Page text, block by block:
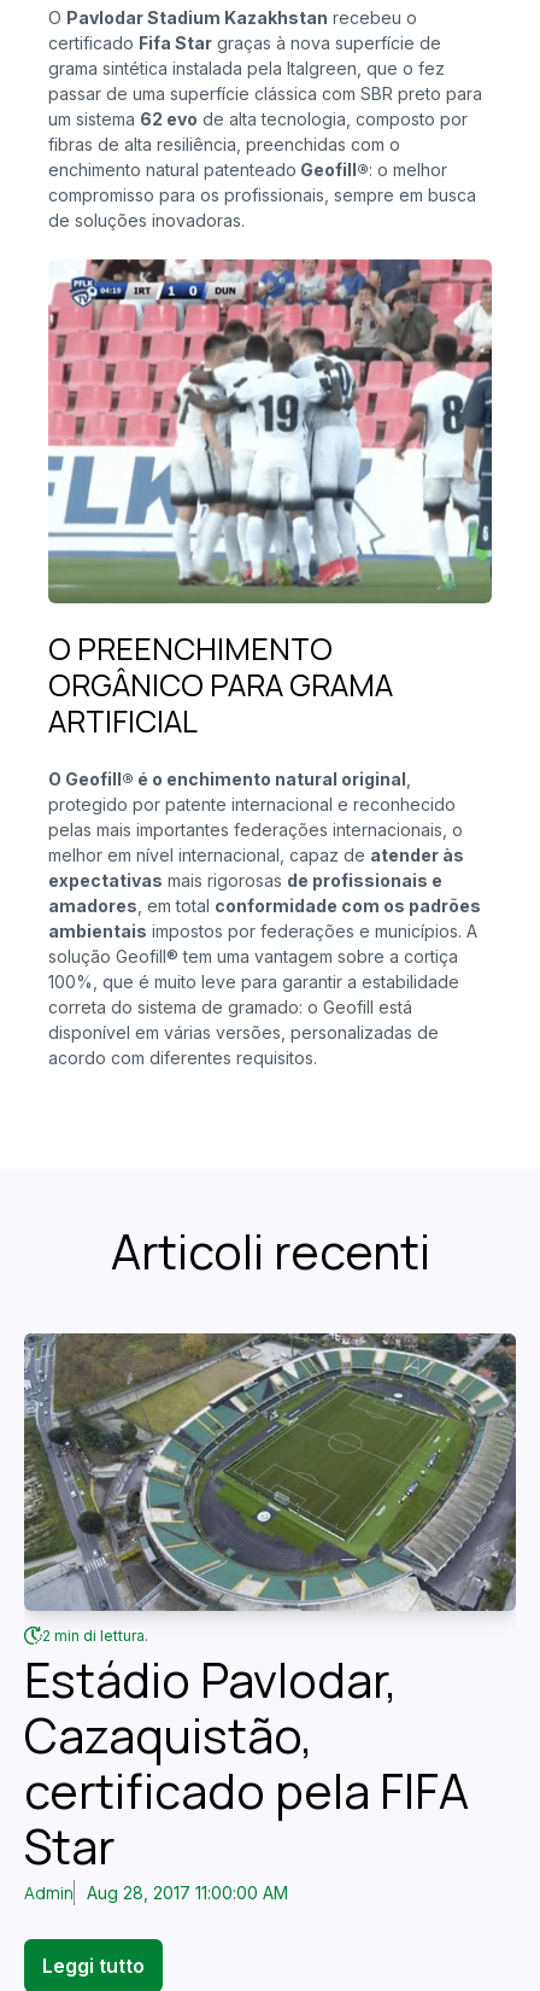
O Pavlodar Stadium Kazakhstan recebeu o
certificado Fifa Star graças à nova superfície de
grama sintética instalada pela Italgreen, que o fez
passar de uma superfície clássica com SBR preto para
um sistema 62 evo de alta tecnologia, composto por
fibras de alta resiliência, preenchidas com o
enchimento natural patenteado Geofill®: o melhor
compromisso para os profissionais, sempre em busca
de soluções inovadoras.
O PREENCHIMENTO
ORGÂNICO PARA GRAMA
ARTIFICIAL
O Geofill® é o enchimento natural original
protegido por patente internacional e reconhecido
pelas mais importantes federações internacionais, o
melhor em nível internacional, capaz de atender às
expectativas mais rigorosas de profissionais e
amadores , em total conformidade com os padrões
ambientais impostos por federações e municípios. A
solução Geofill® tem uma vantagem sobre a cortiça
100%, que é muito leve para garantir a estabilidade
correta do sistema de gramado: o Geofill está
disponível em várias versões, personalizadas de
acordo com diferentes requisitos.
Articoli recenti
2 min di lettura.
Estádio Pavlodar,
Cazaquistão,
certificado pela FIFA
Star
Admin Aug 28, 2017 11:00:00 AM
Leggi tutto